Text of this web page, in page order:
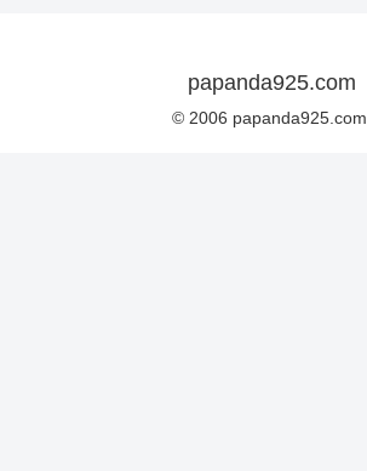
papanda925.com
© 2006 papanda925.com.